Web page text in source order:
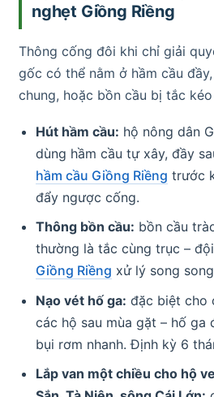
nghẹt Giồng Riềng
Thông cống đôi khi chỉ giải
gốc có thể nằm ở hầm cầu
chung, hoặc bồn cầu bị tắc
Hút hầm cầu: hộ nông dân
dùng hầm cầu tự xây, đầy
hầm cầu Giồng Riềng trước
đẩy ngược cống.
Thông bồn cầu: bồn cầu
thường là tắc cùng trục – đội
Giồng Riềng xử lý song
Nạo vét hố ga: đặc biệt cho
các hộ sau mùa gặt – hố ga
bụi rơm nhanh. Định kỳ 6
Lắp van một chiều cho hộ